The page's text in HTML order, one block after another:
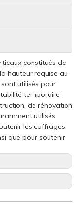
constitués de
hauteur requise au
utilisés pour
temporaire
de rénovation
utilisés
les coffrages,
que pour soutenir